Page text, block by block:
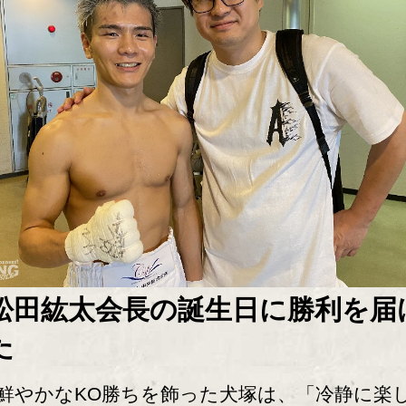
田紘太会長の誕生日に勝利を届
かなKO勝ちを飾った犬塚は、「冷静に楽